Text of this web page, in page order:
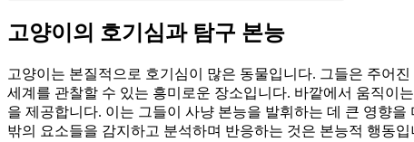
고양이의 호기심과 탐구 본능
고양이는 본질적으로 호기심이 많은 동물입니다. 그들은 주어
세계를 관찰할 수 있는 흥미로운 장소입니다. 바깥에서 움직이
을 제공합니다. 이는 그들이 사냥 본능을 발휘하는 데 큰 영향
밖의 요소들을 감지하고 분석하며 반응하는 것은 본능적 행동입